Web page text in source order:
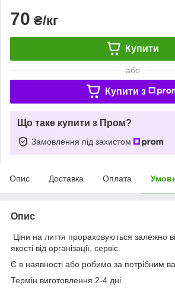
70 ₴/кг
Купити
або
Купити з
Що таке купити з Пром?
Замовлення під захистом
Опис Доставка Оплата
Опис
Ціни на лиття прораховуються залежно
якості від організації, сервіс.
Є в наявності або робимо за потрібним
Термін виготовлення 2-4 дні